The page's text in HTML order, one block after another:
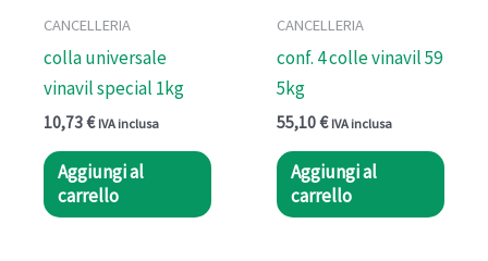
CANCELLERIA
colla universale
vinavil special 1kg
10,73€ IVA inclusa
Aggiungi al
carrello
CANCELLERIA
conf. 4 colle vinavil 59
5kg
55,10€ IVA inclusa
Aggiungi al
carrello